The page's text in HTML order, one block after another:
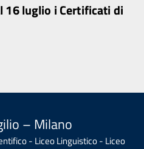
16 luglio i Certificati di
– Milano
- Liceo Linguistico - Liceo